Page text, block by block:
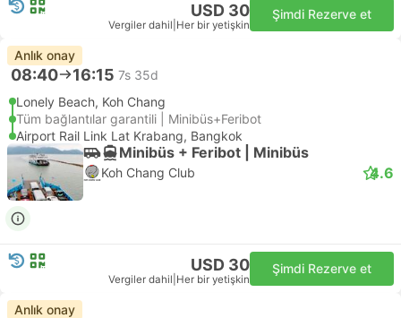
USD 30
Vergiler dahil Her bir yetişkin
Şimdi Rezerve et
Anlık onay
08:40 16:15 7s 35d
Lonely Beach, Koh Chang
Tüm bağlantılar garantili | Minibüs+Feribot
Airport Rail Link Lat Krabang, Bangkok
Minibüs + Feribot | Minibüs
Koh Chang Club 4.6
USD 30
Vergiler dahil Her bir yetişkin
Şimdi Rezerve et
Anlık onay